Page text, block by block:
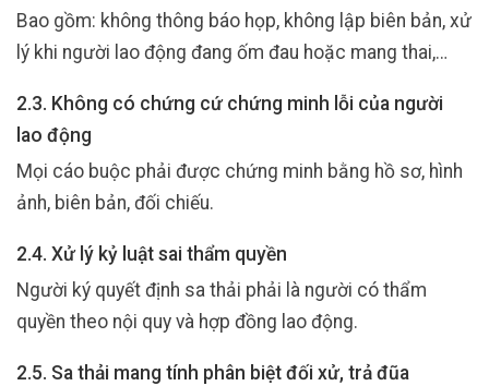
Bao gồm: không thông báo họp, không lập biên bản, xử
lý khi người lao động đang ốm đau hoặc mang thai,…
2.3. Không có chứng cứ chứng minh lỗi của người
lao động
Mọi cáo buộc phải được chứng minh bằng hồ sơ, hình
ảnh, biên bản, đối chiếu.
2.4. Xử lý kỷ luật sai thẩm quyền
Người ký quyết định sa thải phải là người có thẩm
quyền theo nội quy và hợp đồng lao động.
2.5. Sa thải mang tính phân biệt đối xử, trả đũa